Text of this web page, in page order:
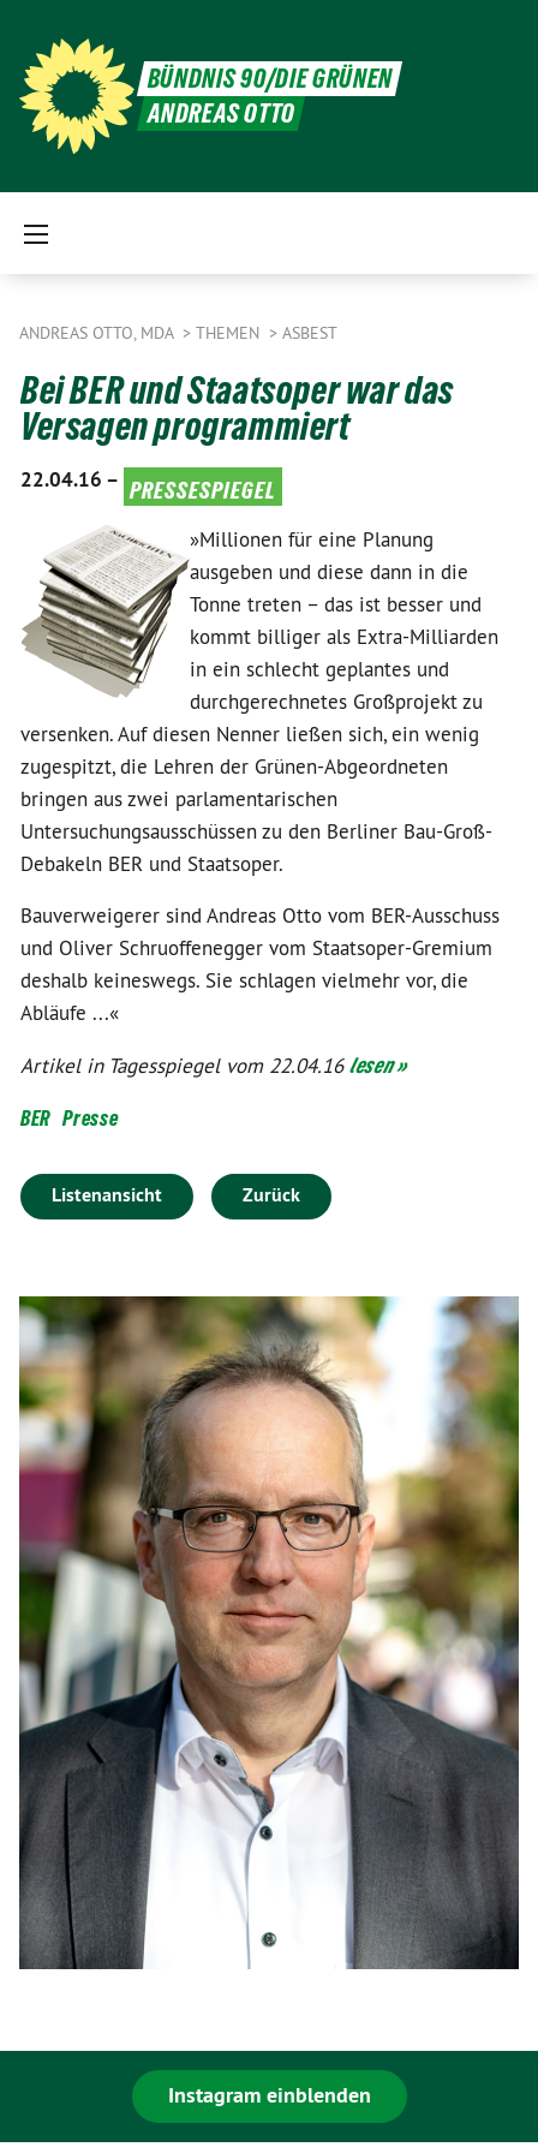
BÜNDNIS 90/DIE GRÜNEN
ANDREAS OTTO
ANDREAS OTTO, MDA THEMEN ASBEST
Bei BER und Staatsoper war das
Versagen programmiert
22.04.16 – pressespiegel
»Millionen für eine Planung
ausgeben und diese dann in die
Tonne treten – das ist besser und
kommt billiger als Extra-Milliarden
in ein schlecht geplantes und
durchgerechnetes Großprojekt zu
versenken. Auf diesen Nenner ließen sich, ein wenig
zugespitzt, die Lehren der Grünen-Abgeordneten
bringen aus zwei parlamentarischen
Untersuchungsausschüssen zu den Berliner Bau-Groß-
Debakeln BER und Staatsoper.
Bauverweigerer sind Andreas Otto vom BER-Ausschuss
und Oliver Schruoffenegger vom Staatsoper-Gremium
deshalb keineswegs. Sie schlagen vielmehr vor, die
Abläufe ...«
Artikel in Tagesspiegel vom 22.04.16lesen »
BER Presse
Listenansicht Zurück
Instagram einblenden